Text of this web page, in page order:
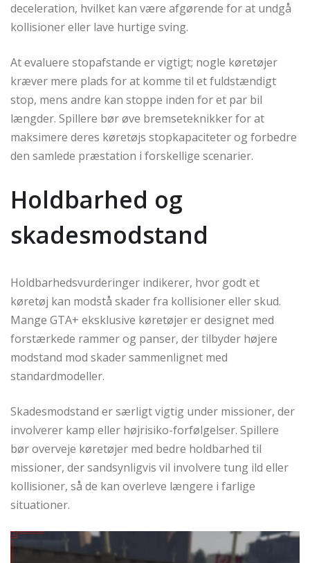
deceleration, hvilket kan være afgørende for at undgå
kollisioner eller lave hurtige sving.
At evaluere stopafstande er vigtigt; nogle køretøjer
kræver mere plads for at komme til et fuldstændigt
stop, mens andre kan stoppe inden for et par bil
længder. Spillere bør øve bremseteknikker for at
maksimere deres køretøjs stopkapaciteter og forbedre
den samlede præstation i forskellige scenarier.
Holdbarhed og
skadesmodstand
Holdbarhedsvurderinger indikerer, hvor godt et
køretøj kan modstå skader fra kollisioner eller skud.
Mange GTA+ eksklusive køretøjer er designet med
forstærkede rammer og panser, der tilbyder højere
modstand mod skader sammenlignet med
standardmodeller.
Skadesmodstand er særligt vigtig under missioner, der
involverer kamp eller højrisiko-forfølgelser. Spillere
bør overveje køretøjer med bedre holdbarhed til
missioner, der sandsynligvis vil involvere tung ild eller
kollisioner, så de kan overleve længere i farlige
situationer.